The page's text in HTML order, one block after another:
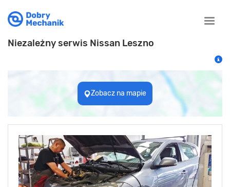
Toggle
Niezależny serwis Nissan Leszno
Zobacz na mapie